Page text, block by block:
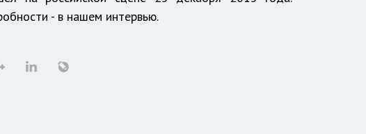
- в нашем интервью.